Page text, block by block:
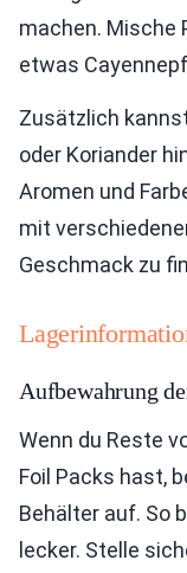
machen. Mische
etwas
Zusätzlich
oder Koriander
Aromen und
mit
Geschmack zu
Aufbewahrung
Wenn du Reste
Foil Packs hast,
Behälter auf. So
lecker. Stelle